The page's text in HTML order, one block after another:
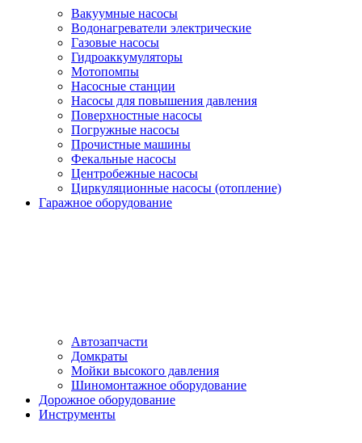
Вакуумные насосы
Водонагреватели электрические
Газовые насосы
Гидроаккумуляторы
Мотопомпы
Насосные станции
Насосы для повышения давления
Поверхностные насосы
Погружные насосы
Прочистные машины
Фекальные насосы
Центробежные насосы
Циркуляционные насосы (отопление)
Гаражное оборудование
Автозапчасти
Домкраты
Мойки высокого давления
Шиномонтажное оборудование
Дорожное оборудование
Инструменты